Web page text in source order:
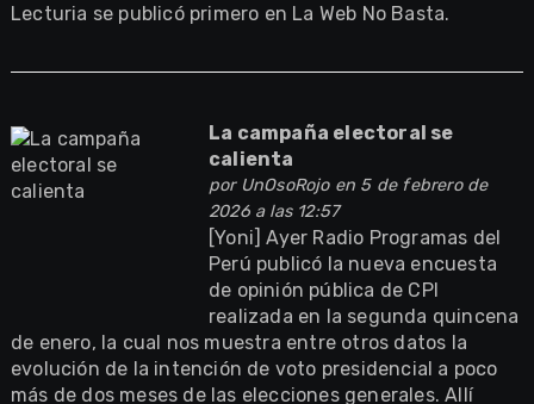
Lecturia se publicó primero en La Web No Basta.
La campaña electoral se
calienta
por UnOsoRojoen 5 de febrero de
2026 a las 12:57
[Yoni] Ayer Radio Programas del
Perú publicó la nueva encuesta
de opinión pública de CPI
realizada en la segunda quincena
de enero, la cual nos muestra entre otros datos la
evolución de la intención de voto presidencial a poco
más de dos meses de las elecciones generales. Allí